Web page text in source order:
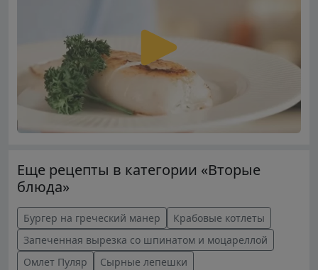
Еще рецепты в категории «Вторые
блюда»
Бургер на греческий манер
Крабовые котлеты
Запеченная вырезка со шпинатом и моцареллой
Омлет Пуляр
Сырные лепешки